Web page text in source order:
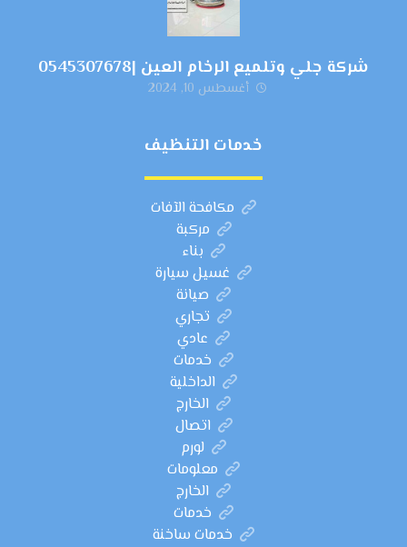
شركة جلي وتلميع الرخام العين |0545307678
أغسطس 10, 2024
خدمات التنظيف
مكافحة الآفات
مركبة
بناء
غسيل سيارة
صيانة
تجاري
عادي
خدمات
الداخلية
الخارج
اتصال
لورم
معلومات
الخارج
خدمات
خدمات ساخنة